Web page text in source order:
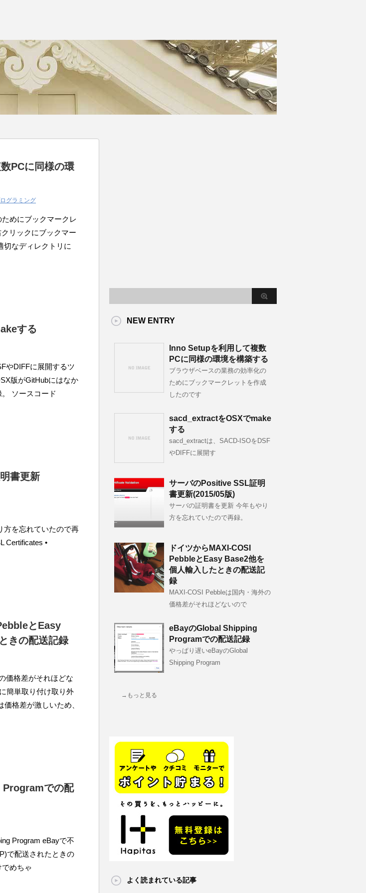
PCに同様の環
グラミング
めにブックマークレ
リックにブックマー
切なディレクトリに
する
やDIFFに展開するツ
版がGitHubにはなか
ソースコード
書更新
方を忘れていたので再
Certificates •
とEasy
きの配送記録
価格差がそれほどな
簡単取り付け取り外
格差が激しいため、
での配
Program eBayで不
で配送されたときの
めちゃ
NEW ENTRY
Inno Setupを利用して複数
PCに同様の環境を構築する
ブラウザベースの業務の効率化の
ためにブックマークレットを作成
したのです
sacd_extractをOSXでmake
する
sacd_extractは、SACD-ISOをDSF
やDIFFに展開す
サーバのPositive SSL証明
書更新(2015/05版)
サーバの証明書を更新 今年もやり
方を忘れていたので再録。
ドイツからMAXI-COSI
PebbleとEasy Base2他を
個人輸入したときの配送記
録
MAXI-COSI Pebbleは国内・海外の
価格差がそれほどないので
eBayのGlobal Shipping
Programでの配送記録
やっぱり遅いeBayのGlobal
Shipping Program
→もっと見る
よく読まれている記事